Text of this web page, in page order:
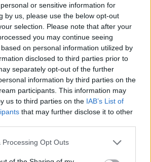
or sensitive information for
by us, please use the below opt-out
selection. Please note that after your
you may continue seeing
on personal information utilized by
disclosed to third parties prior to
separately opt-out of the further
information by third parties on the
participants. This information may
us to third parties on the IAB’s List of
that may further disclose it to other
website/app uses one or more Google
Processing Opt Outs